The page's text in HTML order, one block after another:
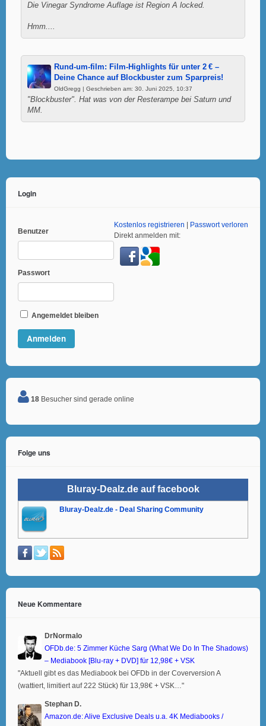
Die Vinegar Syndrome Auflage ist Region A locked.
Hmm....
Rund-um-film: Film-Highlights für unter 2 € –
Deine Chance auf Blockbuster zum Sparpreis!
OldGregg | Geschrieben am: 30. Juni 2025, 10:37
"Blockbuster". Hat was von der Resterampe bei Saturn und
MM.
Login
Benutzer
Passwort
Angemeldet bleiben
Kostenlos registrieren | Passwort verloren
Direkt anmelden mit:
18 Besucher sind gerade online
Folge uns
Bluray-Dealz.de auf facebook
Bluray-Dealz.de - Deal Sharing Community
Neue Kommentare
DrNormalo
OFDb.de: 5 Zimmer Küche Sarg (What We Do In The Shadows)
– Mediabook [Blu-ray + DVD] für 12,98€ + VSK
"Aktuell gibt es das Mediabook bei OFDb in der Coverversion A
(wattiert, limitiert auf 222 Stück) für 13,98€ + VSK…"
Stephan D.
Amazon.de: Alive Exclusive Deals u.a. 4K Mediabooks /